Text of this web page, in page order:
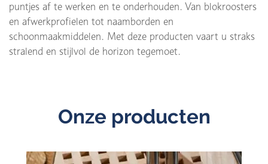
puntjes af te werken en te onderhouden. Van blokroosters
en afwerkprofielen tot naamborden en
schoonmaakmiddelen. Met deze producten vaart u straks
stralend en stijlvol de horizon tegemoet.
Onze producten